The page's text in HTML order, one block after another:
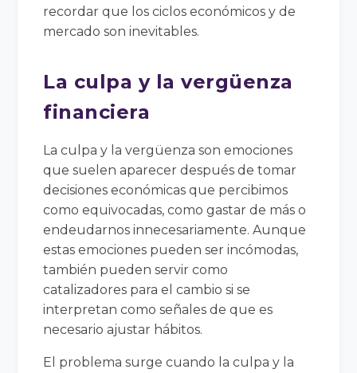
recordar que los ciclos económicos y de
mercado son inevitables.
La culpa y la vergüenza
financiera
La culpa y la vergüenza son emociones
que suelen aparecer después de tomar
decisiones económicas que percibimos
como equivocadas, como gastar de más o
endeudarnos innecesariamente. Aunque
estas emociones pueden ser incómodas,
también pueden servir como
catalizadores para el cambio si se
interpretan como señales de que es
necesario ajustar hábitos.
El problema surge cuando la culpa y la